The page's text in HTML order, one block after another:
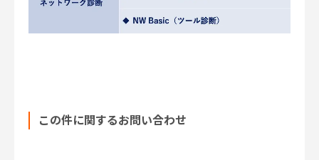
この件に関するお問い合わせ